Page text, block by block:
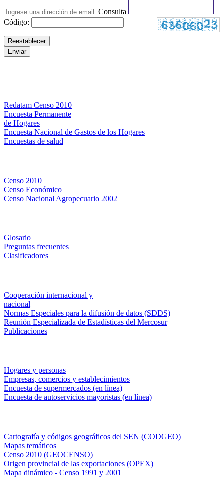
Consulta
Código:
Redatam Censo 2010
Encuesta Permanente
de Hogares
Encuesta Nacional de Gastos de los Hogares
Encuestas de salud
Censo 2010
Censo Económico
Censo Nacional Agropecuario 2002
Glosario
Preguntas frecuentes
Clasificadores
Cooperación internacional y
nacional
Normas Especiales para la difusión de datos (SDDS)
Reunión Especializada de Estadísticas del Mercosur
Publicaciones
Hogares y personas
Empresas, comercios y establecimientos
Encuesta de supermercados (en línea)
Encuesta de autoservicios mayoristas (en línea)
Cartografía y códigos geográficos del SEN (CODGEO)
Mapas temáticos
Censo 2010 (GEOCENSO)
Origen provincial de las exportaciones (OPEX)
Mapa dinámico - Censo 1991 y 2001